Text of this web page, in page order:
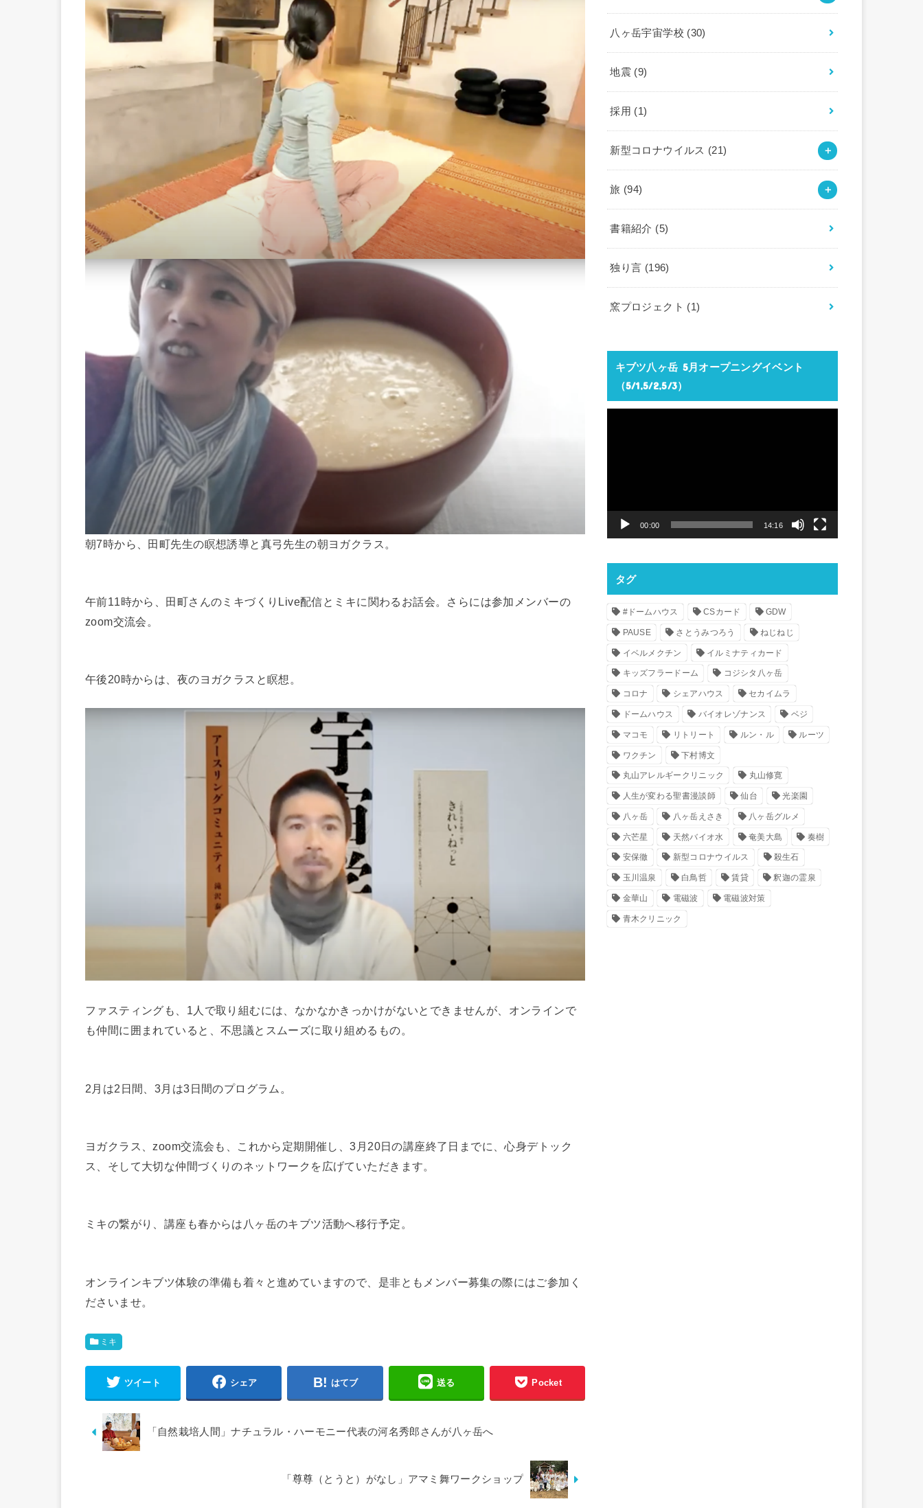
朝7時から、田町先生の瞑想誘導と真弓先生の朝ヨガクラス。
午前11時から、田町さんのミキづくりLive配信とミキに関わるお話会。さらには参加メンバーの
zoom交流会。
午後20時からは、夜のヨガクラスと瞑想。
ファスティングも、1人で取り組むには、なかなかきっかけがないとできませんが、オンラインで
も仲間に囲まれていると、不思議とスムーズに取り組めるもの。
2月は2日間、3月は3日間のプログラム。
ヨガクラス、zoom交流会も、これから定期開催し、3月20日の講座終了日までに、心身デトック
ス、そして大切な仲間づくりのネットワークを広げていただきます。
ミキの繋がり、講座も春からは八ヶ岳のキブツ活動へ移行予定。
オンラインキブツ体験の準備も着々と進めていますので、是非ともメンバー募集の際にはご参加く
ださいませ。
ミキ
ツイート シェア はてブ 送る Pocket
「自然栽培人間」ナチュラル・ハーモニー代表の河名秀郎さんが八ヶ岳へ
「尊尊（とうと）がなし」アマミ舞ワークショップ
八ヶ岳宇宙学校 (30)
地震 (9)
採用 (1)
新型コロナウイルス (21)
旅 (94)
書籍紹介 (5)
独り言 (196)
窯プロジェクト (1)
キブツ八ヶ岳 5月オープニングイベント
（5/1,5/2,5/3）
ヤ
00:00 14:16
タグ
#ドームハウス CSカード GDW
PAUSE さとうみつろう ねじねじ
イベルメクチン イルミナティカード
キッズフラードーム コジシタ八ヶ岳
コロナ シェアハウス セカイムラ
ドームハウス バイオレゾナンス ベジ
マコモ リトリート ルン・ル ルーツ
ワクチン 下村博文
丸山アレルギークリニック 丸山修寛
人生が変わる聖書漫談師 仙台 光楽園
八ヶ岳 八ヶ岳えさき 八ヶ岳グルメ
六芒星 天然バイオ水 奄美大島 奏樹
安保徹 新型コロナウイルス 殺生石
玉川温泉 白鳥哲 賃貸 釈迦の霊泉
金華山 電磁波 電磁波対策
青木クリニック